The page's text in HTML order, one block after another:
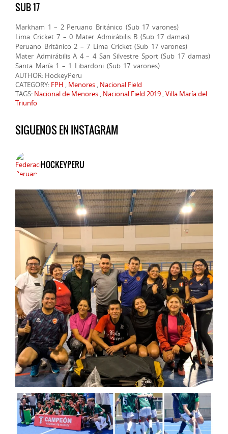
SUB 17
Markham 1 – 2 Peruano Británico (Sub 17 varones)
Lima Cricket 7 – 0 Mater Admirábilis B (Sub 17 damas)
Peruano Británico 2 – 7 Lima Cricket (Sub 17 varones)
Mater Admirábilis A 4 – 4 San Silvestre Sport (Sub 17 damas)
Santa María 1 – 1 Libardoni (Sub 17 varones)
AUTHOR: HockeyPeru
CATEGORY: FPH , Menores , Nacional Field
TAGS: Nacional de Menores , Nacional Field 2019 ,Villa María del
Triunfo
SIGUENOS EN INSTAGRAM
HOCKEYPERU